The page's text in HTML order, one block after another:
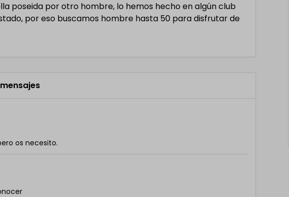
poseida por otro hombre, lo hemos hecho en algún club
por eso buscamos hombre hasta 50 para disfrutar de
os necesito.